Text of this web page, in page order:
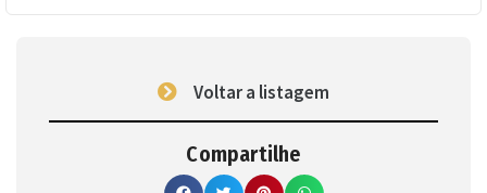
Voltar a listagem
Compartilhe